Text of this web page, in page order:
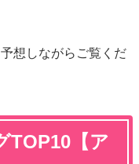
想しながらご覧くだ
TOP10【ア